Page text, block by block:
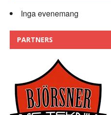
Inga evenemang
PARTNERS